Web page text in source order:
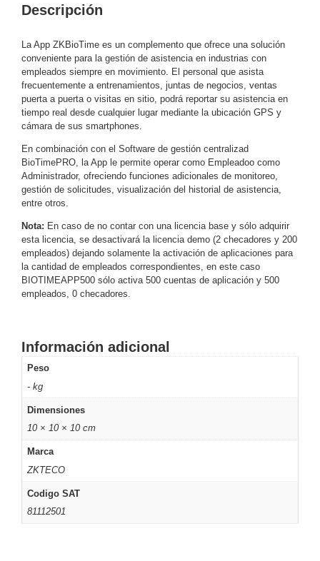
ElectricidadRG59
CaPTelefónico VGA
/ DVI /
HDMI
Cámaras
IP y NVRs
Ambientes
(Anticorrosión) Antiexplosión
Codificadores
y
Decodificadores
de
VideoCubo Domo
/ Eyeball /
TurretFisheye
y
HemisféricasLente
Video
PinholeProfesionales
-
Caja PTZTérmicas
/ 4G /
Inalámbricas
Cámaras
y DVRs
HD
TurboHD
Descripción
La App ZKBioTime es un complemento que ofrece una solución
conveniente para la gestión de asistencia en industrias con
empleados siempre en movimiento. El personal que asista
frecuentemente a entrenamientos, juntas de negocios, ventas
puerta a puerta o visitas en sitio, podrá reportar su asistencia en
tiempo real desde cualquier lugar mediante la ubicación GPS y
cámara de sus smartphones.
En combinación con el Software de gestión centralizad
BioTimePRO, la App le permite operar como Empleadoo como
Administrador, ofreciendo funciones adicionales de monitoreo,
gestión de solicitudes, visualización del historial de asistencia,
entre otros.
Nota: En caso de no contar con una licencia base y sólo adquirir
esta licencia, se desactivará la licencia demo (2 checadores y 200
empleados) dejando solamente la activación de aplicaciones para
la cantidad de empleados correspondientes, en este caso
BIOTIMEAPP500 sólo activa 500 cuentas de aplicación y 500
empleados, 0 checadores.
Información adicional
Peso
- kg
Dimensiones
10 × 10 × 10 cm
Marca
ZKTECO
Codigo SAT
81112501